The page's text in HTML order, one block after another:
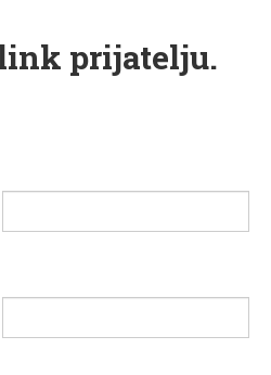
prijatelju.